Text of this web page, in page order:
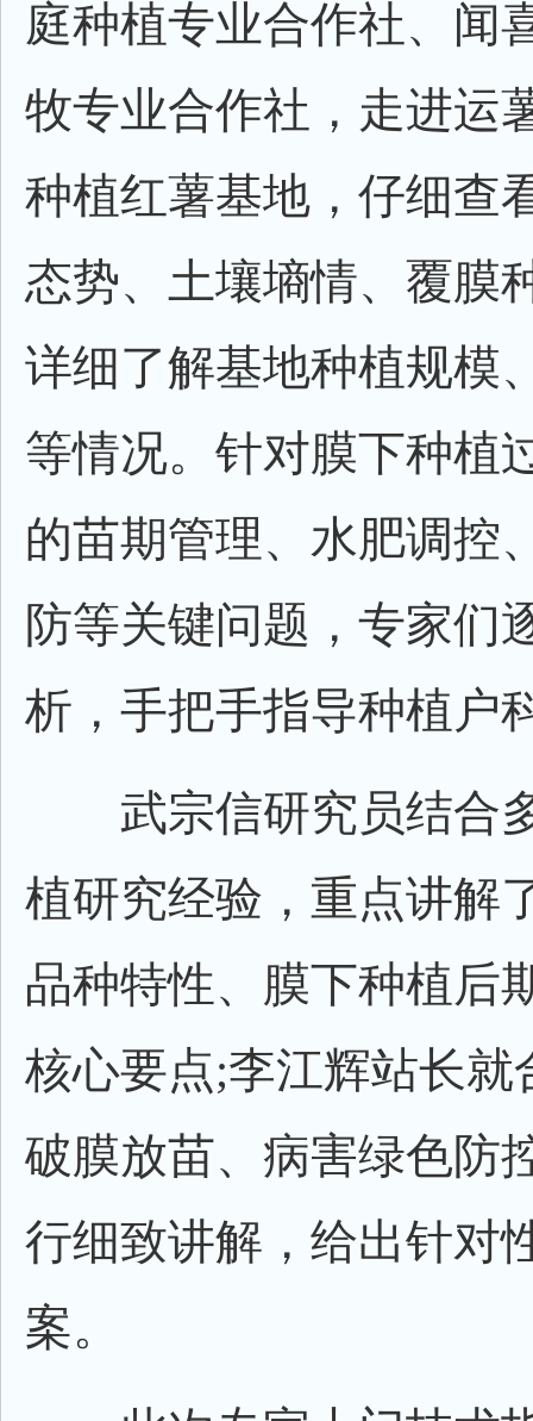
庭种植专业合作社、闻
牧专业合作社，走进运
种植红薯基地，仔细查
态势、土壤墒情、覆膜
详细了解基地种植规模
等情况。针对膜下种植
的苗期管理、水肥调控
防等关键问题，专家们
析，手把手指导种植户
武宗信研究员结合
植研究经验，重点讲解
品种特性、膜下种植后
核心要点;李江辉站长就
破膜放苗、病害绿色防
行细致讲解，给出针对
案。